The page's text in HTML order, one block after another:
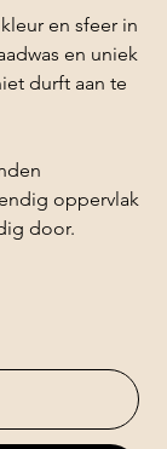
en sfeer in
en uniek
durft aan te
oppervlak
door.